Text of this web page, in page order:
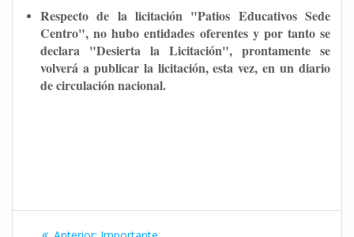
Respecto de la licitación "Patios Educativos Sede
Centro", no hubo entidades oferentes y por tanto se
declara "Desierta la Licitación", prontamente se
volverá a publicar la licitación, esta vez, en un diario
de circulación nacional.
Navegación